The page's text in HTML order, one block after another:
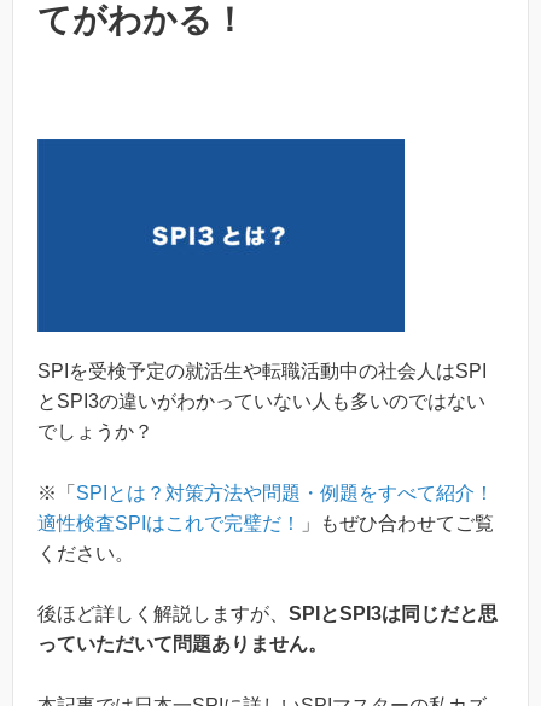
てがわかる！
SPIを受検予定の就活生や転職活動中の社会人はSPI
とSPI3の違いがわかっていない人も多いのではない
でしょうか？
※「 SPIとは？対策方法や問題・例題をすべて紹介！
適性検査SPIはこれで完璧だ！
」もぜひ合わせてご覧
ください。
後ほど詳しく解説しますが、 SPIとSPI3は同じだと思
っていただいて問題ありません。